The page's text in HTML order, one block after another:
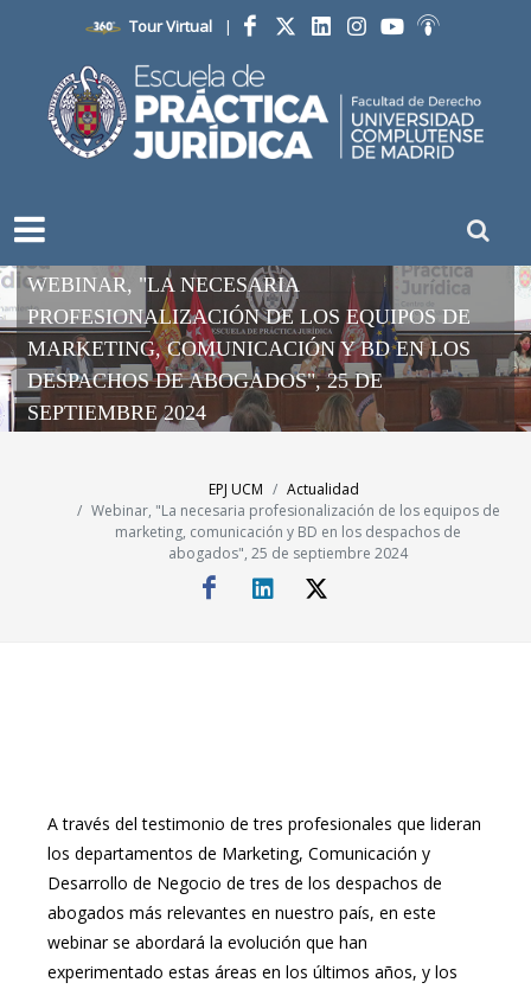
Tour Virtual |
Facebook
WEBINAR, "LA NECESARIA
PROFESIONALIZACIÓN DE LOS EQUIPOS DE
MARKETING, COMUNICACIÓN Y BD EN LOS
DESPACHOS DE ABOGADOS", 25 DE
SEPTIEMBRE 2024
EPJ UCM
Actualidad
Webinar, "La necesaria profesionalización de los equipos de
marketing, comunicación y BD en los despachos de
abogados", 25 de septiembre 2024
A través del testimonio de tres profesionales que lideran
los departamentos de Marketing, Comunicación y
Desarrollo de Negocio de tres de los despachos de
abogados más relevantes en nuestro país, en este
webinar se abordará la evolución que han
experimentado estas áreas en los últimos años, y los